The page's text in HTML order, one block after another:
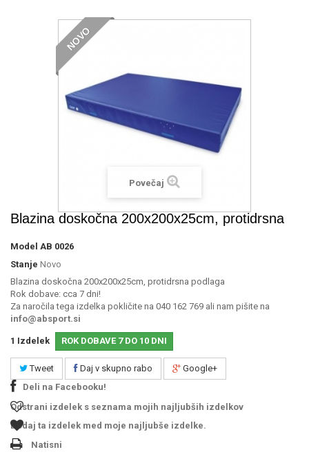
NOVO
Povečaj
Blazina doskočna 200x200x25cm, protidrsna
Model AB 0026
Stanje Novo
Blazina doskočna 200x200x25cm, protidrsna podlaga
Rok dobave: cca 7 dni!
Za naročila tega izdelka pokličite na 040 162 769 ali nam pišite na
info@absport.si
1 Izdelek ROK DOBAVE 7 DO 10 DNI
Tweet Daj v skupno rabo
Google+
Deli na Facebooku!
Odstrani izdelek s seznama mojih najljubših izdelkov
Dodaj ta izdelek med moje najljubše izdelke.
Natisni